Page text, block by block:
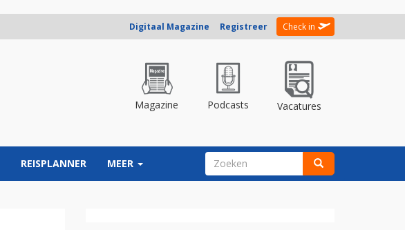
Digitaal Magazine Registreer Check in
Magazine Podcasts Vacatures
REISPLANNER MEER ZOEKVELD